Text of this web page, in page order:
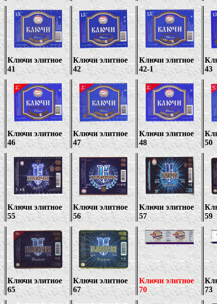
Ключи элитное
41
Ключи элитное
42
Ключи элитное
42-1
43
Ключи элитное
46
Ключи элитное
47
Ключи элитное
48
50
Ключи элитное
55
Ключи элитное
56
Ключи элитное
57
59
Ключи элитное
65
Ключи элитное
67
Ключи элитное
70
73